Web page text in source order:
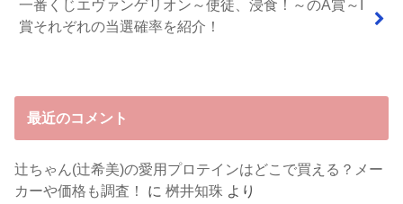
一番くじエヴァンゲリオン～使徒、浸食！～のA賞～I
賞それぞれの当選確率を紹介！
最近のコメント
辻ちゃん(辻希美)の愛用プロテインはどこで買える？メー
カーや価格も調査！
に桝井知珠 より